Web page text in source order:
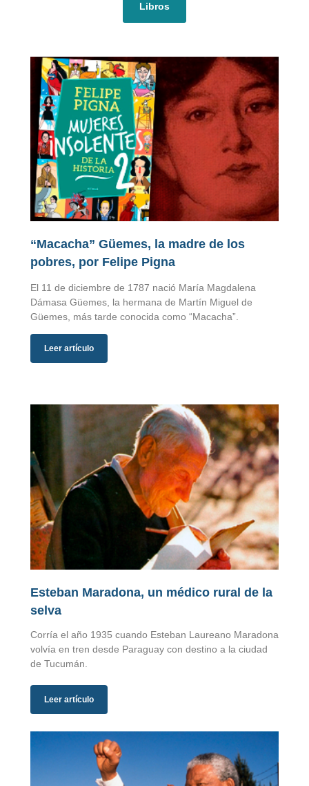
Libros
“Macacha” Güemes, la madre de los
pobres, por Felipe Pigna
El 11 de diciembre de 1787 nació María Magdalena
Dámasa Güemes, la hermana de Martín Miguel de
Güemes, más tarde conocida como “Macacha”.
Leer artículo
Esteban Maradona, un médico rural de la
selva
Corría el año 1935 cuando Esteban Laureano Maradona
volvía en tren desde Paraguay con destino a la ciudad
de Tucumán.
Leer artículo